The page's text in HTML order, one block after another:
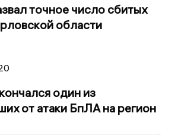
точное число сбитых
области
один из
от атаки БпЛА на регион